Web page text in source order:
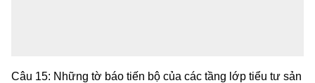
Câu 15: Những tờ báo tiến bộ của các tầng lớp tiểu tư sản